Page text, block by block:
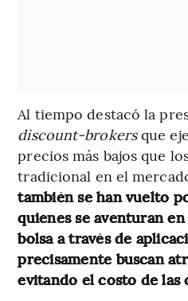
Al tiempo destacó la
discount-brokersque
precios más bajos que
tradicional en el
también se han vuelto
quienes se aventuran
bolsa a través de
precisamente buscan
evitando el costo de las